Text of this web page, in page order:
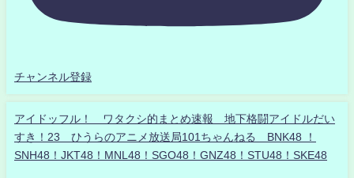
チャンネル登録
アイドッフル！ ワタクシ的まとめ速報 地下格闘アイドルだい
すき！23 ひうらのアニメ放送局101ちゃんねる BNK48 ！
SNH48！JKT48！MNL48！SGO48！GNZ48！STU48！SKE48